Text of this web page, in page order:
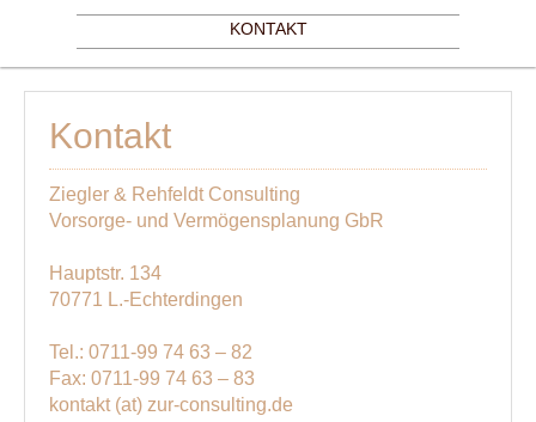
KONTAKT
Kontakt
Ziegler & Rehfeldt Consulting
Vorsorge- und Vermögensplanung GbR
Hauptstr. 134
70771 L.-Echterdingen
Tel.: 0711-99 74 63 – 82
Fax: 0711-99 74 63 – 83
kontakt (at) zur-consulting.de